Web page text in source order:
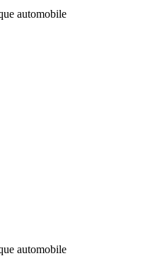
automobile
automobile